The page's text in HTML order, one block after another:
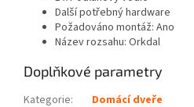
Další potřebný hardware
Požadováno montáž: Ano
Název rozsahu: Orkdal
Doplňkové parametry
Kategorie: Domácí dveře